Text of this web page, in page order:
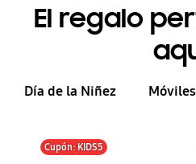
El regalo
Día de la Niñez Móviles
Cupón: KIDS5